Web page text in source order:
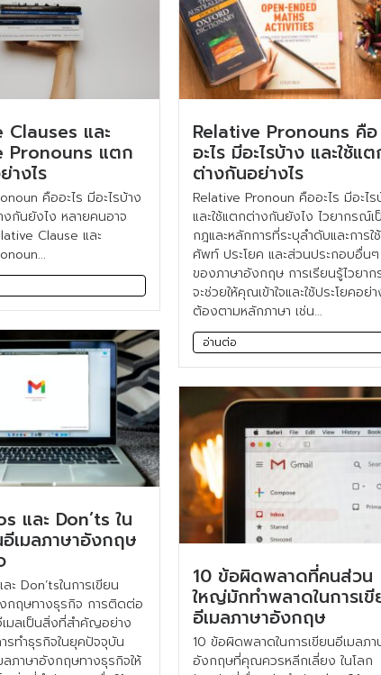
Clauses และ
Pronouns แตก
างไร
คืออะไร มีอะไรบ้าง
งกันยังไง หลายคนอาจ
Clause และ
Relative Pronouns คือ
อะไร มีอะไรบ้าง และใช้แ
ต่างกันอย่างไร
Relative Pronoun คืออะไร มีอะไร
และใช้แตกต่างกันยังไง ไวยากรณ์เ
กฎและหลักการที่ระบุลำดับและการใ
ศัพท์ ประโยค และส่วนประกอบอื่นๆ
ของภาษาอังกฤษ การเรียนรู้ไวยา
จะช่วยให้คุณเข้าใจและใช้ประโยคอย่
ต้องตามหลักภาษา เช่น...
อ่านต่อ
และ Don’ts ใน
อีเมลภาษาอังกฤษ
ะ Don’tsในการเขียน
กฤษทางธุรกิจ การติดต่อ
มลเป็นสิ่งที่สำคัญอย่าง
รทำธุรกิจในยุคปัจจุบัน
ลภาษาอังกฤษทางธุรกิจให้
10 ข้อผิดพลาดที่คนส่วน
ใหญ่มักทำพลาดในการเขี
อีเมลภาษาอังกฤษ
10 ข้อผิดพลาดในการเขียนอีเมลภา
อังกฤษที่คุณควรหลีกเลี่ยง ในโลก